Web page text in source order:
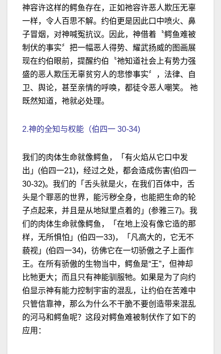
神容许这样的鳄鱼存在，正如祂容许恶人欺压无辜
一样，令人百思不解。约伯更是因此口中喷火、鼻
子冒烟，对神喊冤抗议。因此，神借着〝鳄鱼难被
制伏的事实〞把一幅恶人得势、耀武扬威的图画展
现在约伯眼前，提醒约伯〝祂知道社会上有势力强
盛的恶人欺压无辜贫穷人的悲惨事实〞，法律、自
卫、舆论，甚至亲情的呼唤，都徒令恶人嘲笑。 祂
既然知道，祂就必处理。
2.神的全知与权能（伯四一 30-34)
我们的肉体生命就像鳄鱼，「有火焰从它口中发
出」(伯四一21)，经过之处，都会造成伤害(伯四一
30-32)。我们的「舌头就是火，在我们百体中，舌
头是个罪恶的世界，能污秽全身，也能把生命的轮
子点起来，并且是从地狱里点着的」(参雅三7)。我
们的肉体生命就像鳄鱼，「在地上没有像它造的那
样，无所惧怕」(伯四一33)，「凡高大的，它无不
藐视」(伯四一34)，彷佛它在一切骄傲之子上面作
王。在所有骄傲的生物当中，鳄鱼是“王”，但神却
比牠更大；而且只有神能驯服牠。如果是为了向约
伯显示神有能力控制宇宙的混乱，让约伯在苦难中
只管信靠神，那么为什么不干脆不要创造带来混乱
的河马和鳄鱼呢？这段对鳄鱼难被制伏作了如下的
应用：